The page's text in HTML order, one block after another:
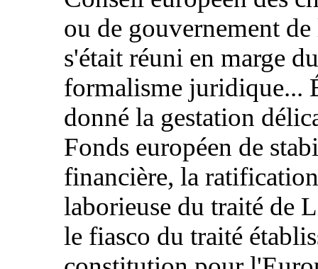
ou de gouvernement
s'était réuni en marge du
formalisme juridique...
donné la gestation
Fonds européen de
financière, la ratification
laborieuse du traité de
le fiasco du traité